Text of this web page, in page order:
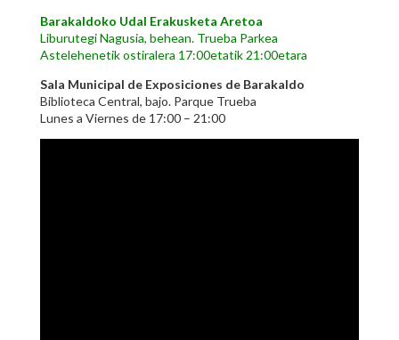
Barakaldoko Udal Erakusketa Aretoa
Liburutegi Nagusia, behean. Trueba Parkea
Astelehenetik ostiralera 17:00etatik 21:00etara
Sala Municipal de Exposiciones de Barakaldo
Biblioteca Central, bajo. Parque Trueba
Lunes a Viernes de 17:00 – 21:00